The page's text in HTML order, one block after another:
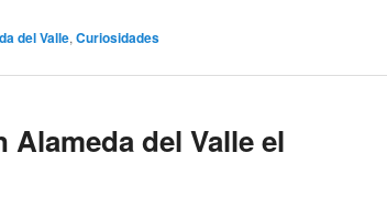
del Valle, Curiosidades
Alameda del Valle el